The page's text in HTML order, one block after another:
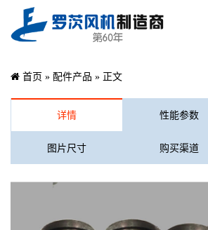
首页 » 配件产品 » 正文
详情 性能参数
图片尺寸 购买渠道